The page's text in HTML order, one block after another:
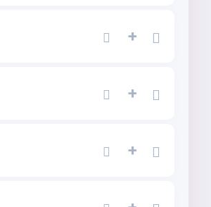
+
+
+